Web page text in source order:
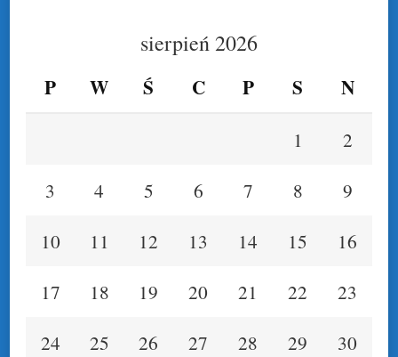
sierpień 2026
P W Ś C P S N
1
2
3
4 5 6 7 8
9
10
11 12 13 14 15
16
17
18 19 20 21 22
23
24
25 26 27 28 29
30